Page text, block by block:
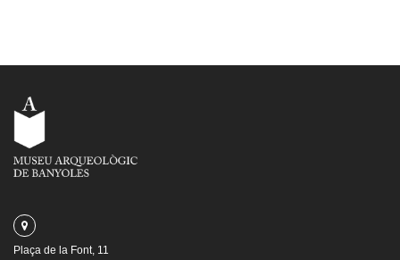
Plaça de la Font, 11